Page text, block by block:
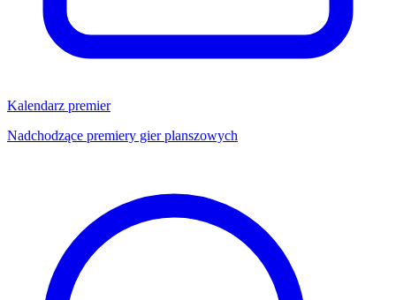
Kalendarz premier
Nadchodzące premiery gier planszowych